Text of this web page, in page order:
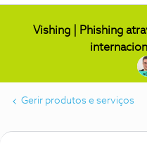
Vishing | Phishing
Gerir produtos e serviços